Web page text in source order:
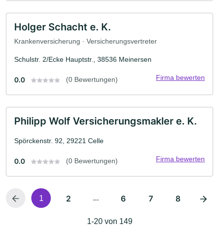
Holger Schacht e. K.
Krankenversicherung · Versicherungsvertreter
Schulstr. 2/Ecke Hauptstr., 38536 Meinersen
0.0 (0 Bewertungen) Firma bewerten
Philipp Wolf Versicherungsmakler e. K.
Spörckenstr. 92, 29221 Celle
0.0 (0 Bewertungen) Firma bewerten
1 2 ... 6 7 8
1-20 von 149